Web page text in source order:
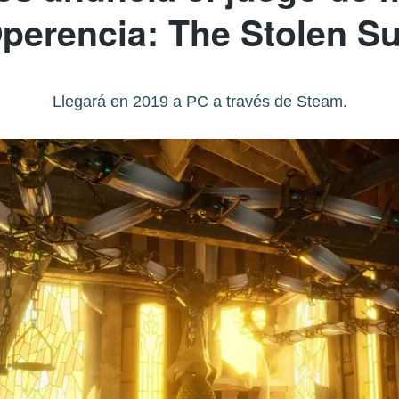
The Stolen
Llegará en 2019 a PC a través de Steam.